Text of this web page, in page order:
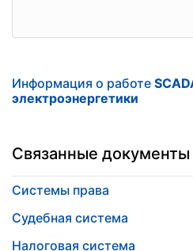
Информация о работе
электроэнергетики
Связанные документы
Системы права
Судебная система
Налоговая система